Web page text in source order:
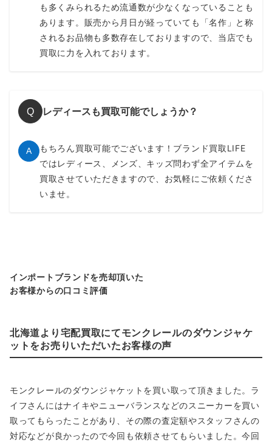
も多くみられるため流通数が少なくなっていることも
あります。販売から月日が経っていても「名作」と称
されるお品物も多数存在しておりますので、当店でも
買取に力を入れております。
Q レディースも買取可能でしょうか？
A
もちろん買取可能でございます！ブランド買取LIFE
ではレディース、メンズ、キッズ問わず全アイテムを
買取させていただきますので、お気軽にご依頼くださ
いませ。
インポートブランドを売却頂いた
お客様からの口コミ評価
北海道より宅配買取にてモンクレールのダウンジャケ
ットをお売りいただいたお客様の声
モンクレールのダウンジャケットを買い取って頂きました。ラ
イフさんにはナイキやニューバランスなどのスニーカーを買い
取ってもらったことがあり、その際の査定額やスタッフさんの
対応などが良かったので今回も依頼させてもらいました。今回